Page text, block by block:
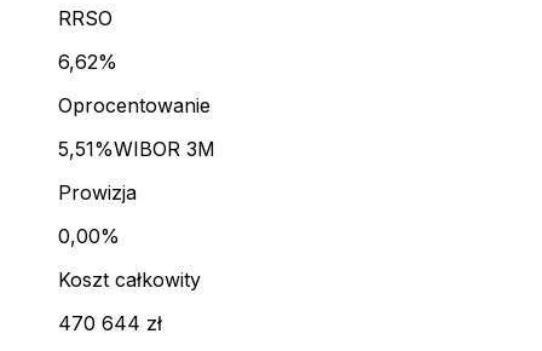
RRSO
6,62%
Oprocentowanie
5,51%WIBOR 3M
Prowizja
0,00%
Koszt całkowity
470 644 zł